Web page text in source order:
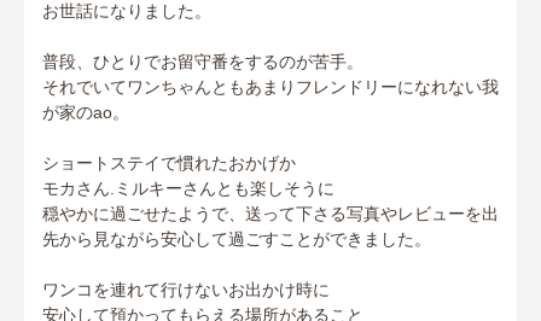
お世話になりました。
普段、ひとりでお留守番をするのが苦手。
それでいてワンちゃんともあまりフレンドリーになれない我
が家のao。
ショートステイで慣れたおかげか
モカさん.ミルキーさんとも楽しそうに
穏やかに過ごせたようで、送って下さる写真やレビューを出
先から見ながら安心して過ごすことができました。
ワンコを連れて行けないお出かけ時に
安心して預かってもらえる場所があること